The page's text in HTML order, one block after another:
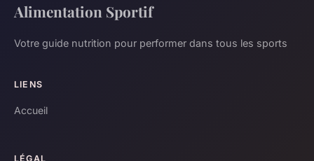
Alimentation Sportif
Votre guide nutrition pour performer dans tous les sports
LIENS
Accueil
LÉGAL